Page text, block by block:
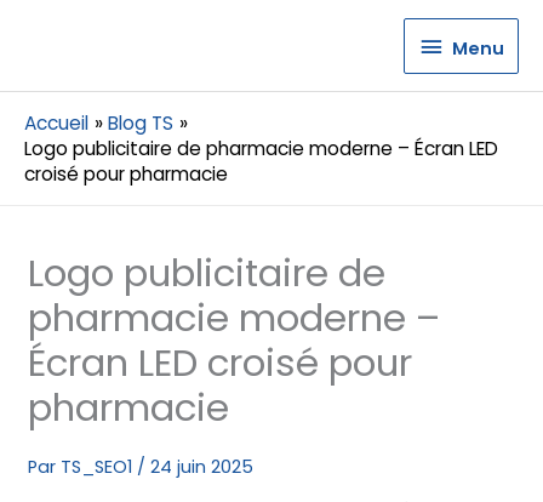
Menu
Menu
Accueil
Blog TS
Logo publicitaire de pharmacie moderne – Écran LED
croisé pour pharmacie
Logo publicitaire de
pharmacie moderne –
Écran LED croisé pour
pharmacie
Par TS_SEO1 / 24 juin 2025